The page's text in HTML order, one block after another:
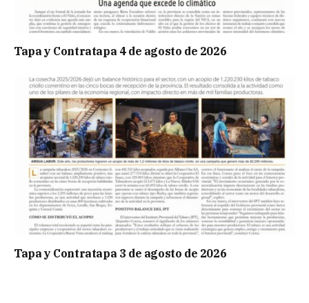
Tapa y Contratapa 4 de agosto de 2026
Tapa y Contratapa 3 de agosto de 2026